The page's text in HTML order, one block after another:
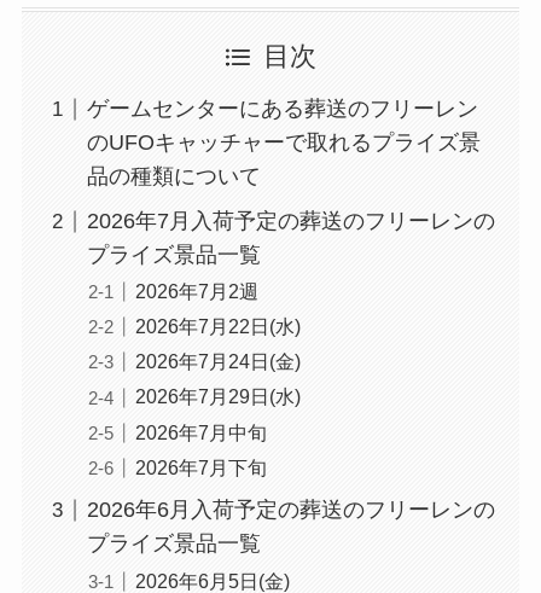
目次
ゲームセンターにある葬送のフリーレン
のUFOキャッチャーで取れるプライズ景
品の種類について
2026年7月入荷予定の葬送のフリーレンの
プライズ景品一覧
2026年7月2週
2026年7月22日(水)
2026年7月24日(金)
2026年7月29日(水)
2026年7月中旬
2026年7月下旬
2026年6月入荷予定の葬送のフリーレンの
プライズ景品一覧
2026年6月5日(金)